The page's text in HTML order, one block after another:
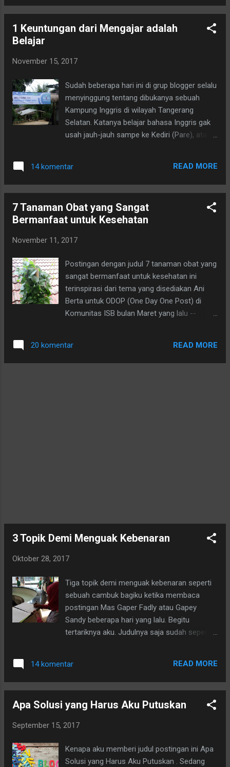
rasa kerinduan yang mendalam. Aku
mendapatkan apa yang diinginkannya.
1 Keuntungan dari Mengajar adalah
Belajar
November 15, 2017
Sudah beberapa hari ini di grup blogger selalu
menyinggung tentang dibukanya sebuah
Kampung Inggris di wilayah Tangerang
Selatan. Katanya belajar bahasa Inggris gak
usah jauh-jauh sampe ke Kediri (Pare), atau
saja, tepatnya di Konservasi Rimbun.
14 komentar READ MORE
7 Tanaman Obat yang Sangat
Bermanfaat untuk Kesehatan
November 11, 2017
Postingan dengan judul 7 tanaman obat yang
sangat bermanfaat untuk kesehatan ini
terinspirasi dari tema yang disediakan Ani
Berta untuk ODOP (One Day One Post) di
Komunitas ISB bulan Maret yang lalu --
rumah untuk diri sendiri dan lingkungan
(Apotik Hiup/Warung Hidup) .
20 komentar READ MORE
3 Topik Demi Menguak Kebenaran
Oktober 28, 2017
Tiga topik demi menguak kebenaran seperti
sebuah cambuk bagiku ketika membaca
postingan Mas Gaper Fadly atau Gapey
Sandy beberapa hari yang lalu. Begitu
tertariknya aku. Judulnya saja sudah seperti
TangSel."
14 komentar READ MORE
Apa Solusi yang Harus Aku Putuskan
September 15, 2017
Kenapa aku memberi judul postingan ini Apa
Solusi yang Harus Aku Putuskan . Sedang